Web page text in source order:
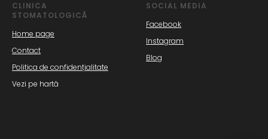
CLINICA
STOMATOLOGICĂ
Home page
Contact
Politica de confidențialitate
Vezi pe hartă
SOCIAL MEDIA
Facebook
Instagram
Blog